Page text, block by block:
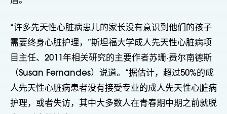
“许多先天性心脏病患儿的家长没有意识到他们的孩子
需要终身心脏护理，”斯坦福大学成人先天性心脏病项
目主任、2011年相关研究的主要作者苏珊·费尔南德斯
（Susan Fernandes）说道。“据估计，超过50%的成
人先天性心脏病患者没有接受专业的成人先天性心脏病
护理，或者失访，其中大多数人在青春期中期之前就脱